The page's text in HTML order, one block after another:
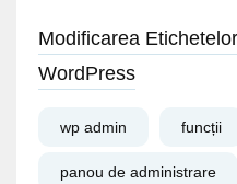
Modificarea
WordPress
wp admin funcții
panou de administrare